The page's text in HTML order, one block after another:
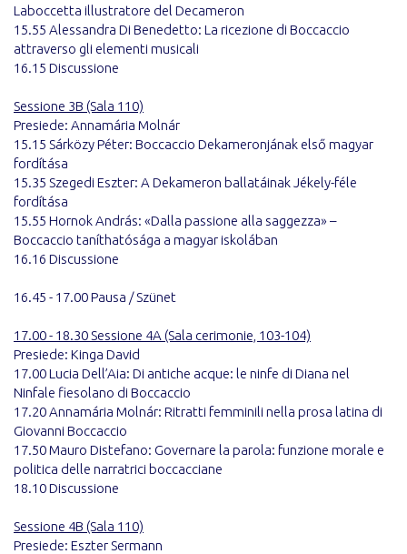
Laboccetta illustratore del Decameron
15.55 Alessandra Di Benedetto: La ricezione di Boccaccio
attraverso gli elementi musicali
16.15 Discussione
Sessione 3B (Sala 110)
Presiede: Annamária Molnár
15.15 Sárközy Péter: Boccaccio Dekameronjának első magyar
fordítása
15.35 Szegedi Eszter: A Dekameron ballatáinak Jékely-féle
fordítása
15.55 Hornok András: «Dalla passione alla saggezza» –
Boccaccio taníthatósága a magyar iskolában
16.16 Discussione
16.45 - 17.00 Pausa / Szünet
17.00 - 18.30 Sessione 4A (Sala cerimonie, 103-104)
Presiede: Kinga David
17.00 Lucia Dell’Aia: Di antiche acque: le ninfe di Diana nel
Ninfale fiesolano di Boccaccio
17.20 Annamária Molnár: Ritratti femminili nella prosa latina di
Giovanni Boccaccio
17.50 Mauro Distefano: Governare la parola: funzione morale e
politica delle narratrici boccacciane
18.10 Discussione
Sessione 4B (Sala 110)
Presiede: Eszter Sermann